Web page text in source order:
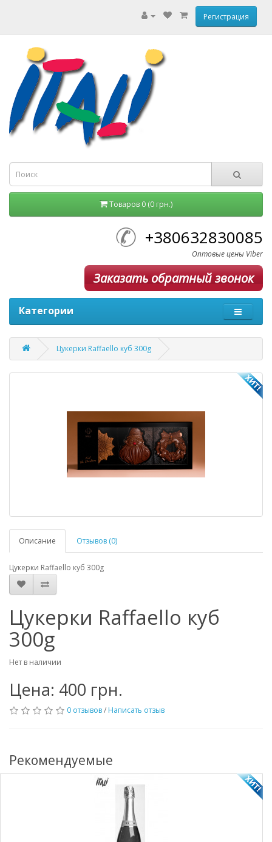
Регистрация
Товаров 0 (0 грн.)
+380632830085
Оптовые цены Viber
Заказать обратный звонок
Категории
Цукерки Raffaello куб 300g
Описание Отзывов (0)
Цукерки Raffaello куб 300g
Цукерки Raffaello куб
300g
Нет в наличии
Цена: 400 грн.
0 отзывов/ Написать отзыв
Рекомендуемые